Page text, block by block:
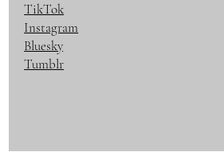
TikTok
Instagram
Bluesky
Tumblr